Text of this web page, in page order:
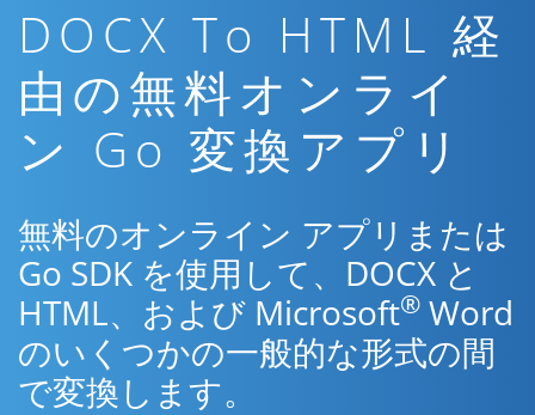
DOCX To HTML 経
由の無料オンライ
ン Go 変換アプリ
無料のオンライン アプリまたは
Go SDK を使用して、DOCX と
HTML、および Microsoft® Word
のいくつかの一般的な形式の間
で変換します。